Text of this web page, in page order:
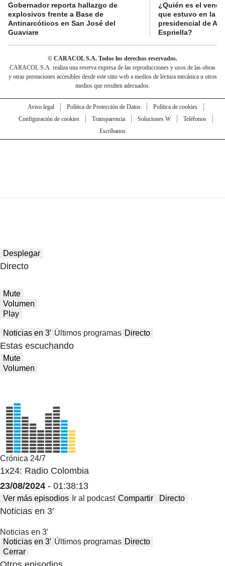
Gobernador reporta hallazgo de
explosivos frente a Base de
Antinarcóticos en San José del
Guaviare
¿Quién es el
que estuvo en la
presidencial de
Espriella?
© CARACOL S.A. Todos los derechos reservados.
CARACOL S.A. realiza una reserva expresa de las reproducciones y usos de las obras
y otras prestaciones accesibles desde este sitio web a medios de lectura mecánica u otros
medios que resulten adecuados.
Aviso legal Política de Protección de Datos
Política de cookies
Configuración de cookies
Transparencia Soluciones W
Teléfonos
Escríbanos
Desplegar
Directo
Mute
Volumen
Play
Noticias en 3′ Últimos programas Directo
Estas escuchando
Mute
Volumen
Crónica 24/7
1x24: Radio Colombia
23/08/2024 - 01:38:13
Ver más episodios Ir al podcast Compartir Directo
Noticias en 3′
Noticias en 3′
Noticias en 3′ Últimos programas Directo
Cerrar